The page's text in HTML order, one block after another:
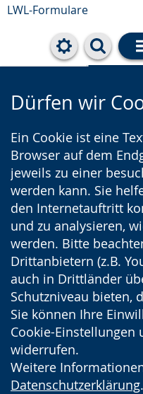
LWL-Formulare
Dürfen wir
Ein Cookie ist eine
Browser auf dem
jeweils zu einer
werden kann. Sie
den Internetauftritt
und zu analysieren,
werden. Bitte
Drittanbietern (z.B.
auch in Drittländer
Schutzniveau bieten,
Sie können Ihre
Cookie-Einstellungen
widerrufen.
Weitere
Datenschutzerklärung.